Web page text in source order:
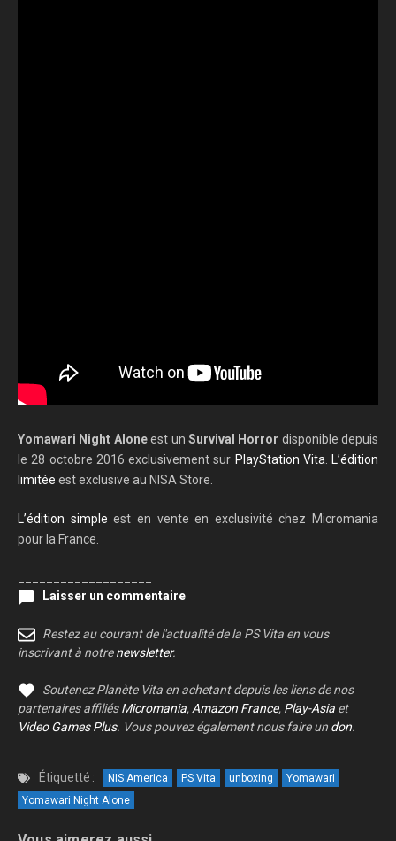
Yomawari Night Aloneest un Survival Horror disponible depuis
le 28 octobre 2016 exclusivement sur PlayStation Vita. L’édition
limitée est exclusive au NISA Store.
L’édition simple est en vente en exclusivité chez Micromania
pour la France.
Laisser un commentaire
Restez au courant de l'actualité de la PS Vita en vous
inscrivant à notrenewsletter.
Soutenez Planète Vita en achetant depuis les liens de nos
partenaires affiliésMicromania,Amazon France, Play-Asia et
Video Games Plus. Vous pouvez également nous faire un don.
Étiquetté : NIS America PS Vita unboxing
Yomawari
Yomawari Night Alone